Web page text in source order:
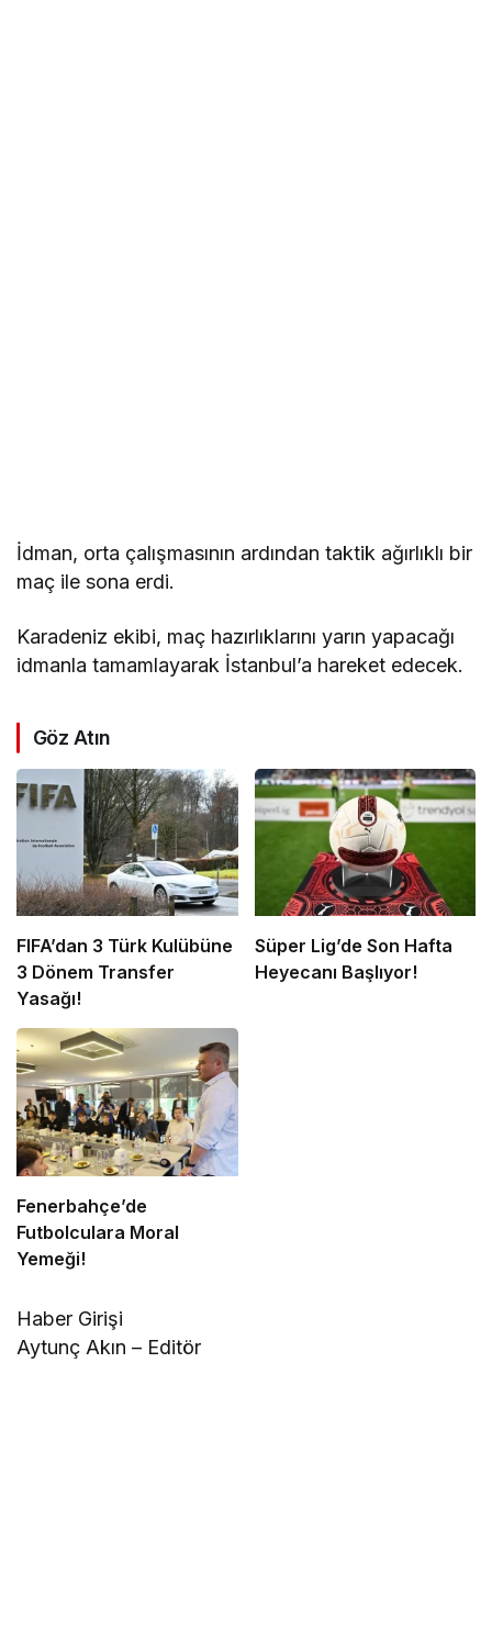
İdman, orta çalışmasının ardından taktik ağırlıklı bir
maç ile sona erdi.
Karadeniz ekibi, maç hazırlıklarını yarın yapacağı
idmanla tamamlayarak İstanbul’a hareket edecek.
Göz Atın
FIFA’dan 3 Türk Kulübüne
3 Dönem Transfer
Yasağı!
Süper Lig’de Son Hafta
Heyecanı Başlıyor!
Fenerbahçe’de
Futbolculara Moral
Yemeği!
Haber Girişi
Aytunç Akın – Editör